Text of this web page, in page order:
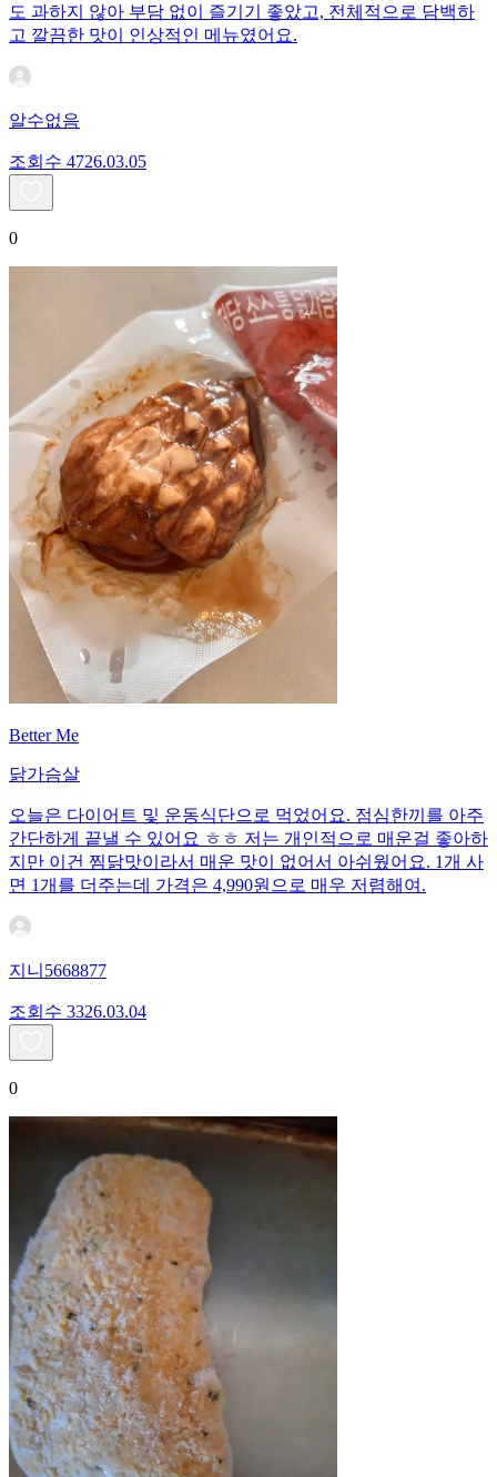
도 과하지 않아 부담 없이 즐기기 좋았고, 전체적으로 담백하
고 깔끔한 맛이 인상적인 메뉴였어요.
알수없음
조회수 4726.03.05
0
Better Me
닭가슴살
오늘은 다이어트 및 운동식단으로 먹었어요. 점심한끼를 아주
간단하게 끝낼 수 있어요 ㅎㅎ 저는 개인적으로 매운걸 좋아하
지만 이건 찜닭맛이라서 매운 맛이 없어서 아쉬웠어요. 1개 사
면 1개를 더주는데 가격은 4,990원으로 매우 저렴해여.
지니5668877
조회수 3326.03.04
0